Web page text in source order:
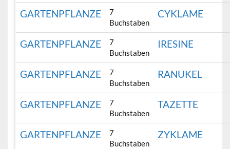
GARTENPFLANZE
7
Buchstaben
CYKLAME
GARTENPFLANZE
7
Buchstaben
IRESINE
GARTENPFLANZE
7
Buchstaben
RANUKEL
GARTENPFLANZE
7
Buchstaben
TAZETTE
GARTENPFLANZE
7
Buchstaben
ZYKLAME